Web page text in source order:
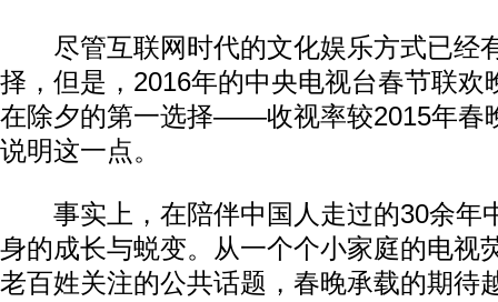
尽管互联网时代的文化娱乐方式已经
择，但是，2016年的中央电视台春节联欢
在除夕的第一选择——收视率较2015年春
说明这一点。
事实上，在陪伴中国人走过的30余年
身的成长与蜕变。从一个个小家庭的电视
老百姓关注的公共话题，春晚承载的期待